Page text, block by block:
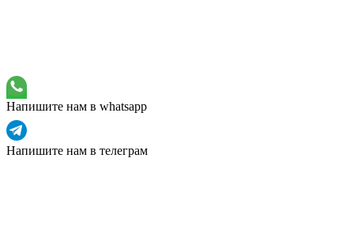
Напишите нам в whatsapp
Напишите нам в телеграм